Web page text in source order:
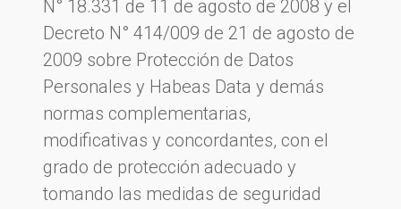
N° 18.331 de 11 de agosto de 2008 y el
Decreto N° 414/009 de 21 de agosto de
2009 sobre Protección de Datos
Personales y Habeas Data y demás
normas complementarias,
modificativas y concordantes, con el
grado de protección adecuado y
tomando las medidas de seguridad